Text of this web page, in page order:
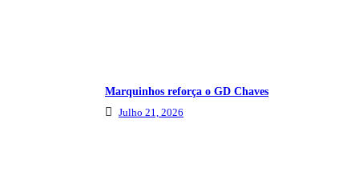
Marquinhos reforça o GD Chaves
Julho 21, 2026